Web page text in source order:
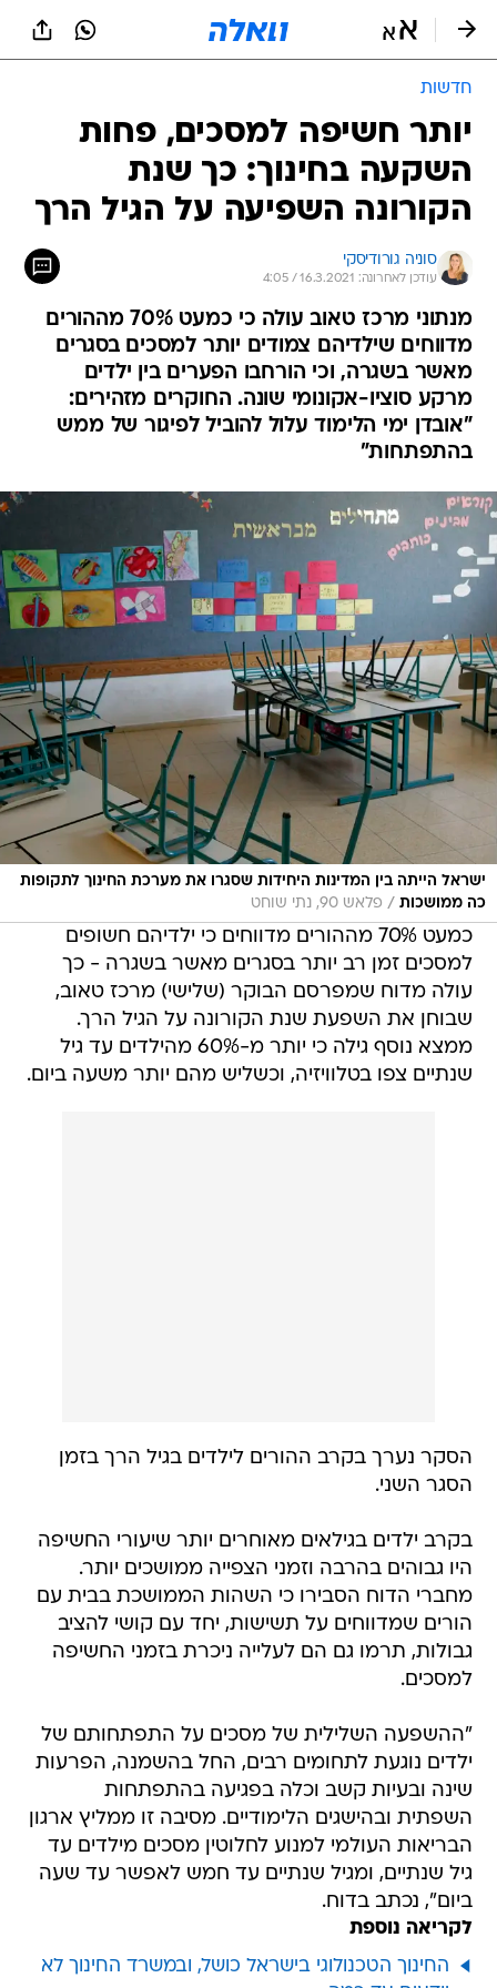
חדשות
יותר חשיפה למסכים, פחות
השקעה בחינוך: כך שנת
הקורונה השפיעה על הגיל הרך
סוניה גורודיסקי
עודכן לאחרונה: 16.3.2021 / 4:05
מנתוני מרכז טאוב עולה כי כמעט 70% מההורים
מדווחים שילדיהם צמודים יותר למסכים בסגרים
מאשר בשגרה, וכי הורחבו הפערים בין ילדים
מרקע סוציו-אקונומי שונה. החוקרים מזהירים:
"אובדן ימי הלימוד עלול להוביל לפיגור של ממש
בהתפתחות"
ישראל הייתה בין המדינות היחידות שסגרו את מערכת החינוך לתקופות
כה ממושכות / פלאש 90, נתי שוחט
כמעט 70% מההורים מדווחים כי ילדיהם חשופים
למסכים זמן רב יותר בסגרים מאשר בשגרה - כך
עולה מדוח שמפרסם הבוקר (שלישי) מרכז טאוב,
שבוחן את השפעת שנת הקורונה על הגיל הרך.
ממצא נוסף גילה כי יותר מ-60% מהילדים עד גיל
שנתיים צפו בטלוויזיה, וכשליש מהם יותר משעה ביום.
הסקר נערך בקרב ההורים לילדים בגיל הרך בזמן
הסגר השני.
בקרב ילדים בגילאים מאוחרים יותר שיעורי החשיפה
היו גבוהים בהרבה וזמני הצפייה ממושכים יותר.
מחברי הדוח הסבירו כי השהות הממושכת בבית עם
הורים שמדווחים על תשישות, יחד עם קושי להציב
גבולות, תרמו גם הם לעלייה ניכרת בזמני החשיפה
למסכים.
"ההשפעה השלילית של מסכים על התפתחותם של
ילדים נוגעת לתחומים רבים, החל בהשמנה, הפרעות
שינה ובעיות קשב וכלה בפגיעה בהתפתחות
השפתית ובהישגים הלימודיים. מסיבה זו ממליץ ארגון
הבריאות העולמי למנוע לחלוטין מסכים מילדים עד
גיל שנתיים, ומגיל שנתיים עד חמש לאפשר עד שעה
ביום", נכתב בדוח.
לקריאה נוספת
החינוך הטכנולוגי בישראל כושל, ובמשרד החינוך לא